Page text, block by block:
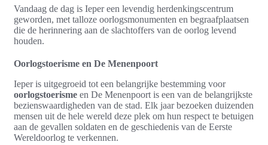
Vandaag de dag is Ieper een levendig herdenkingscentrum
geworden, met talloze oorlogsmonumenten en begraafplaatsen
die de herinnering aan de slachtoffers van de oorlog levend
houden.
Oorlogstoerisme en De Menenpoort
Ieper is uitgegroeid tot een belangrijke bestemming voor
oorlogstoerisme en De Menenpoort is een van de belangrijkste
bezienswaardigheden van de stad. Elk jaar bezoeken duizenden
mensen uit de hele wereld deze plek om hun respect te betuigen
aan de gevallen soldaten en de geschiedenis van de Eerste
Wereldoorlog te verkennen.